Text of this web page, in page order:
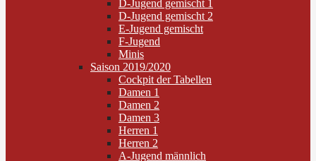
D-Jugend gemischt 1
D-Jugend gemischt 2
E-Jugend gemischt
F-Jugend
Minis
Saison 2019/2020
Cockpit der Tabellen
Damen 1
Damen 2
Damen 3
Herren 1
Herren 2
A-Jugend männlich